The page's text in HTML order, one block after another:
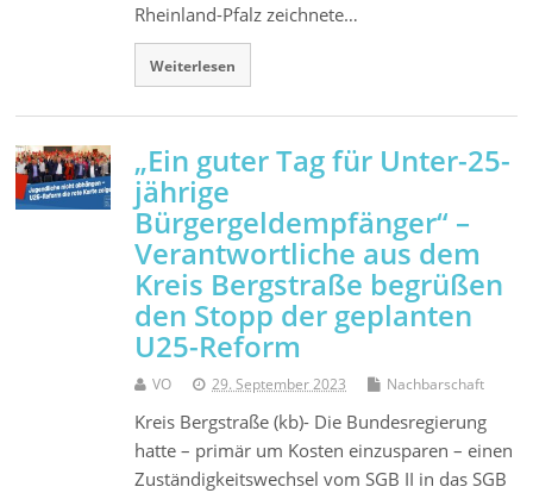
Rheinland-Pfalz zeichnete…
Weiterlesen
„Ein guter Tag für Unter-25-
jährige
Bürgergeldempfänger“ –
Verantwortliche aus dem
Kreis Bergstraße begrüßen
den Stopp der geplanten
U25-Reform
VO 29. September 2023 Nachbarschaft
Kreis Bergstraße (kb)- Die Bundesregierung
hatte – primär um Kosten einzusparen – einen
Zuständigkeitswechsel vom SGB II in das SGB